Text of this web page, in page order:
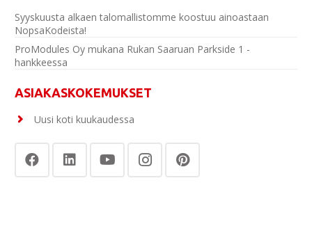
Syyskuusta alkaen talomallistomme koostuu ainoastaan
NopsaKodeista!
ProModules Oy mukana Rukan Saaruan Parkside 1 -
hankkeessa
ASIAKASKOKEMUKSET
Uusi koti kuukaudessa